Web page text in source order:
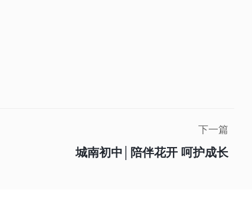
下一篇
城南初中│陪伴花开 呵护成长